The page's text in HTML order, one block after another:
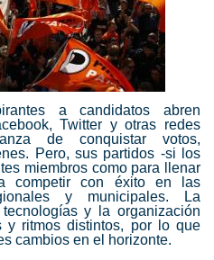
a candidatos abren
Twitter y otras redes
de conquistar votos,
Pero, sus partidos -si los
miembros como para llenar
competir con éxito en las
y municipales. La
y la organización
y ritmos distintos, por lo que
cambios en el horizonte.